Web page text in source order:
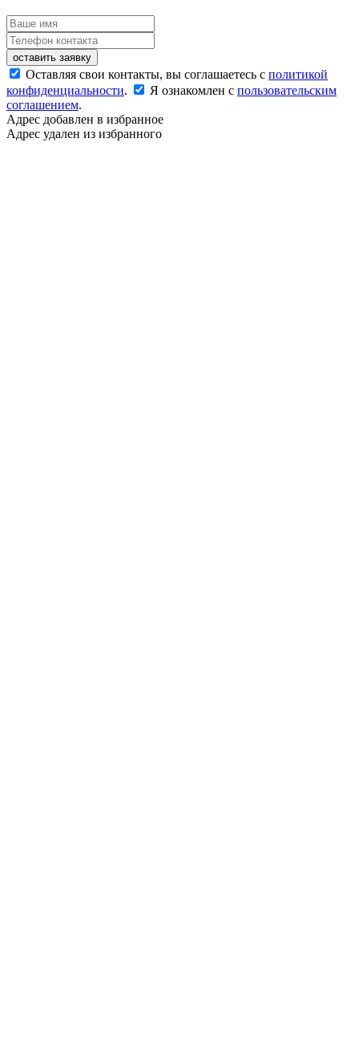
оставить заявку
Оставляя свои контакты, вы соглашаетесь с политикой
конфиденциальности. Я ознакомлен с пользовательским
соглашением.
Адрес добавлен в избранное
Адрес удален из избранного